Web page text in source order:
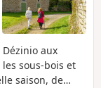
aux
sous-bois et
saison, de